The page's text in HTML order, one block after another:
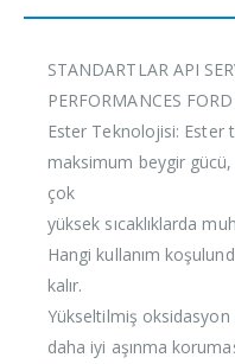
STANDARTLAR API
PERFORMANCES
Ester Teknolojisi: Ester
maksimum beygir gücü,
çok
yüksek sıcaklıklarda
Hangi kullanım
kalır.
Yükseltilmiş
daha iyi aşınma